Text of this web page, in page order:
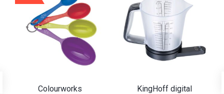
Colourworks
KingHoff digital